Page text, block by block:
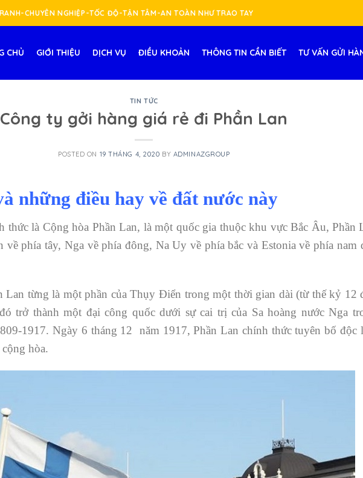
CHUYÊN NGHIỆP-TỐC ĐỘ-TẬN TÂM-AN TOÀN NHƯ TRAO TAY
CHỦ GIỚI THIỆU DỊCH VỤ ĐIỀU KHOẢN THÔNG TIN CẦN BIẾT TƯ VẤN GỬI
TIN TỨC
Công ty gởi hàng giá rẻ đi Phần Lan
POSTED ON 19 THÁNG 4, 2020 BY ADMINAZGROUP
những điều hay về đất nước này
thức là Cộng hòa Phần Lan, là một quốc gia thuộc khu vực Bắc Âu, Phần
phía tây, Nga về phía đông, Na Uy về phía bắc và Estonia về phía nam
Lan từng là một phần của Thụy Điển trong một thời gian dài (từ thế kỷ 12
trở thành một đại công quốc dưới sự cai trị của Sa hoàng nước Nga
1917. Ngày 6 tháng 12 năm 1917, Phần Lan chính thức tuyên bố độc
hòa.